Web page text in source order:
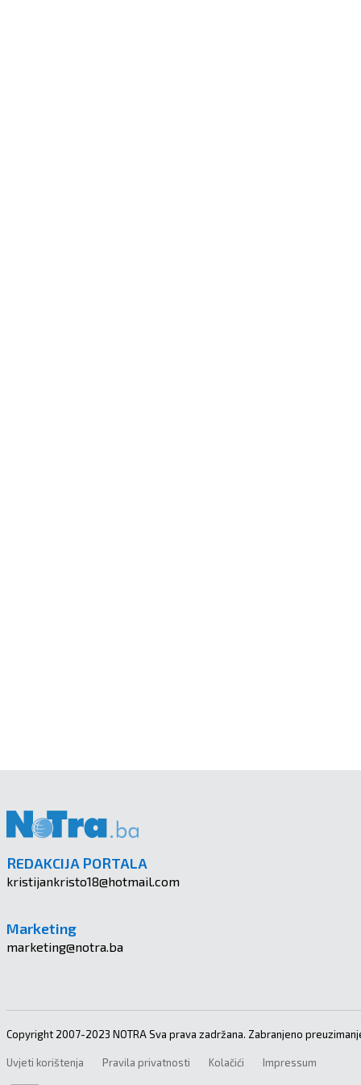
REDAKCIJA PORTALA
kristijankristo18@hotmail.com
Marketing
marketing@notra.ba
Copyright 2007-2023 NOTRA Sva prava zadržana. Zabranjeno
Uvjeti korištenja Pravila privatnosti Kolačići Impressum